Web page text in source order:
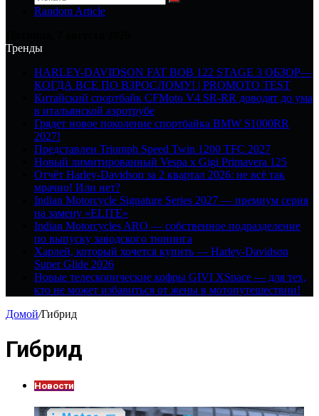
Random Article
Тренды
HARLEY-DAVIDSON FAT BOB 122 STAGE 3 ОБЗОР—
КОГДА ВСЕ ПО ВЗРОСЛОМУ! | PROMOTO TEST
Китайский спортбайк CFMoto V4 SR-RR доводят до ума
в итальянской аэротрубе
Грядет новое поколение спортбайка BMW S1000RR
2027!
Представлен Triumph Speed Twin 1200 TFC 2027
Новый лимитированный Vespa x Gigi Primavera 125
Отчёт Harley-Davidson за 2 квартал 2026: не всё так
мрачно! Или нет?
Indian Motorcycle Signature Series 2027 — премиум серия
на замену «ELITE»
Indian Motorcycles ARO — собственное подразделение
по выпуску заводского тюнинга
Харлей, который хочется купить — Harley-Davidson
Super Glide 2026
Новые телескопические кофры GIVI XSpace — для тех,
кто не может избавиться от жены в мотопутешествии!
Домой/Гибрид
Гибрид
Новости